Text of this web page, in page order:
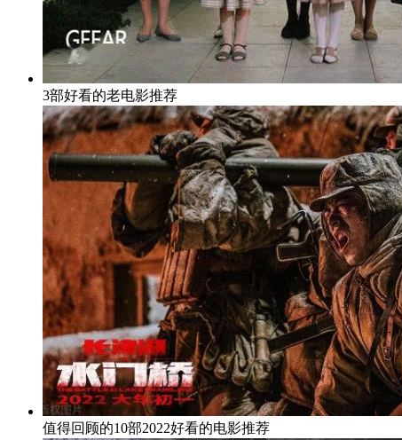
3部好看的老电影推荐
值得回顾的10部2022好看的电影推荐